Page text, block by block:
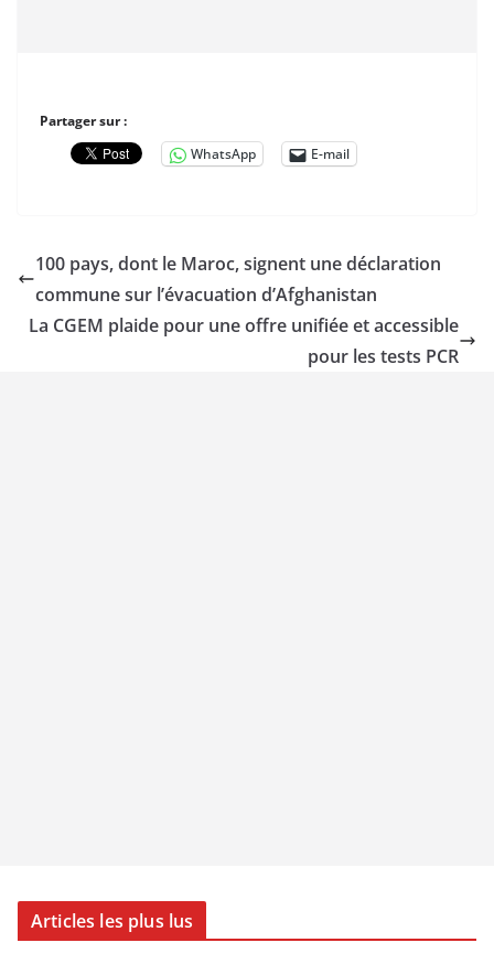
Partager sur :
WhatsApp
E-mail
100 pays, dont le Maroc, signent une déclaration
commune sur l’évacuation d’Afghanistan
La CGEM plaide pour une offre unifiée et accessible
pour les tests PCR
Articles les plus lus